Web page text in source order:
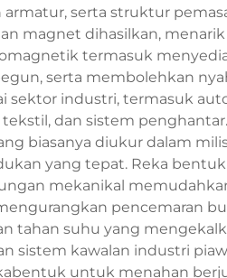
serta struktur
magnet dihasilkan,
termasuk
serta membolehkan
sektor industri, termasuk
dan sistem
biasanya diukur dalam
yang tepat. Reka
mekanikal
pencemaran
tahan suhu yang
sistem kawalan industri
untuk menahan